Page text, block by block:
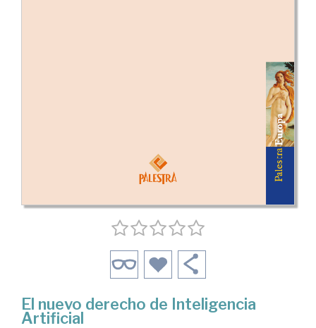
El nuevo derecho de Inteligencia
Artificial